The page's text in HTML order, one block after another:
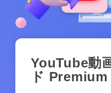
YouTube動
ド Premium